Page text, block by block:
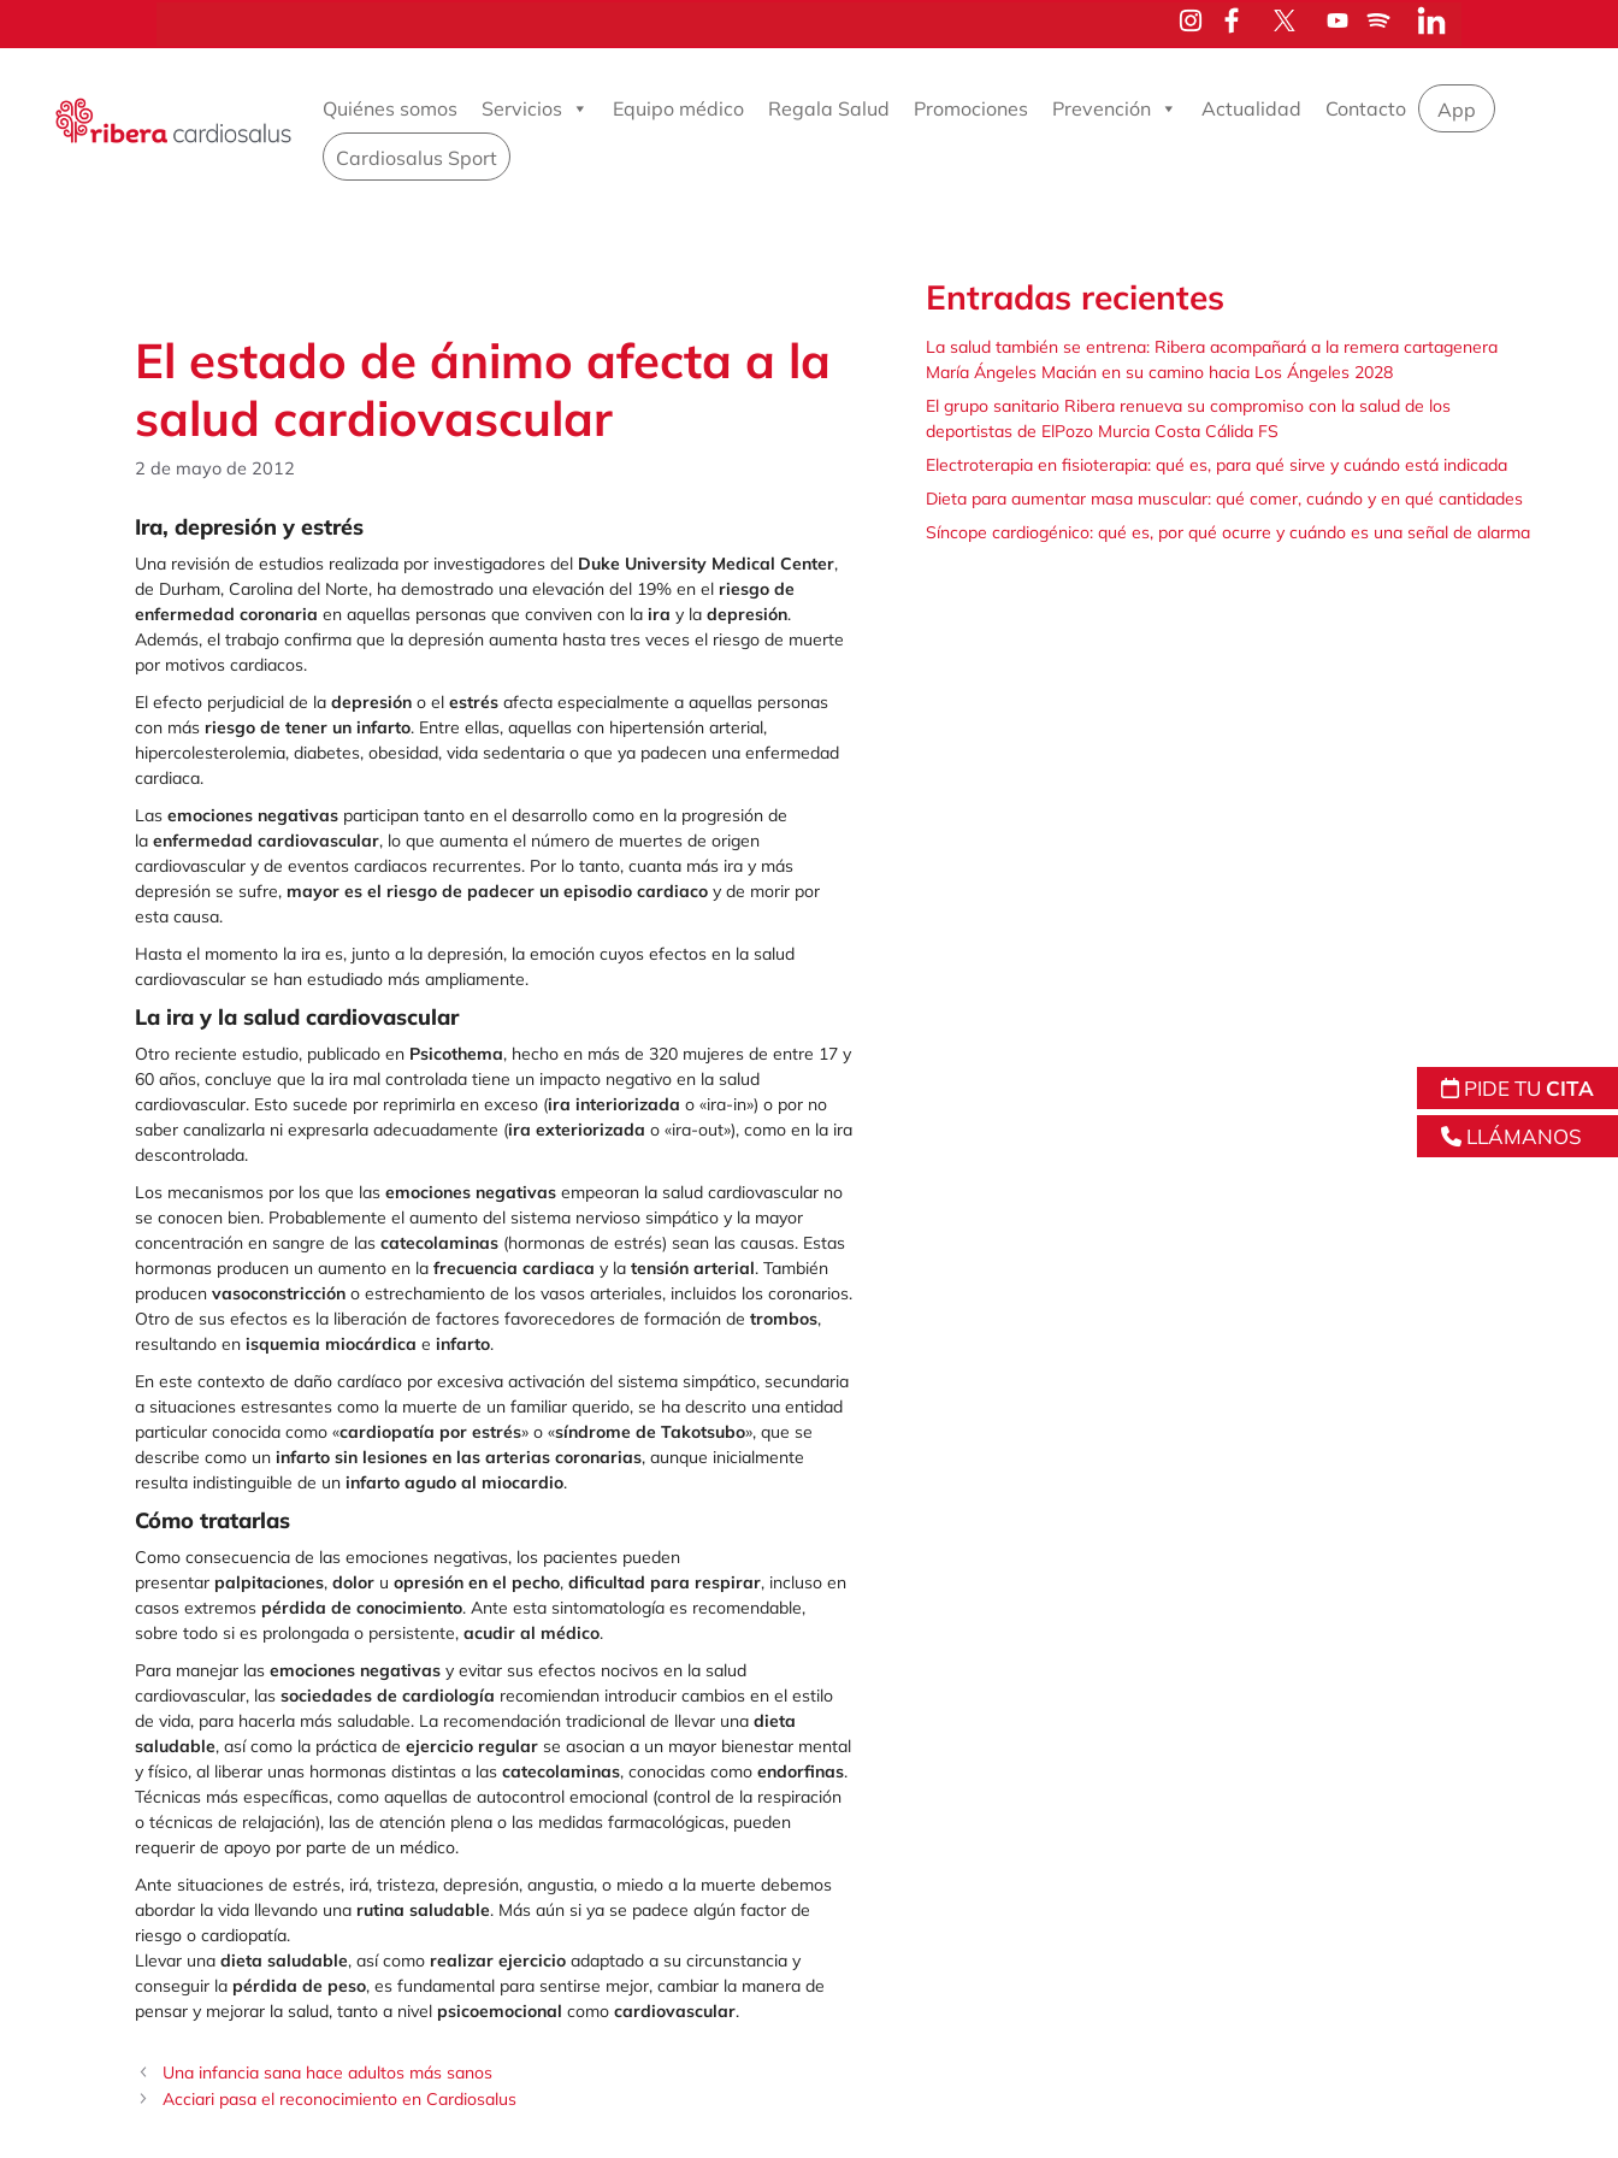
PIDE TU CITA
LLÁMANOS
Quiénes somos Servicios Equipo médico Regala Salud Promociones Prevención Actualidad Contacto
App
Cardiosalus Sport
El estado de ánimo afecta a la
salud cardiovascular
2 de mayo de 2012
Ira, depresión y estrés
Una revisión de estudios realizada por investigadores del Duke University Medical Center,
de Durham, Carolina del Norte, ha demostrado una elevación del 19% en el riesgo de
enfermedad coronaria en aquellas personas que conviven con la ira y la depresión.
Además, el trabajo confirma que la depresión aumenta hasta tres veces el riesgo de muerte
por motivos cardiacos.
El efecto perjudicial de la depresión o el estrés afecta especialmente a aquellas personas
con más riesgo de tener un infarto. Entre ellas, aquellas con hipertensión arterial,
hipercolesterolemia, diabetes, obesidad, vida sedentaria o que ya padecen una enfermedad
cardiaca.
Las emociones negativas participan tanto en el desarrollo como en la progresión de
la enfermedad cardiovascular, lo que aumenta el número de muertes de origen
cardiovascular y de eventos cardiacos recurrentes. Por lo tanto, cuanta más ira y más
depresión se sufre, mayor es el riesgo de padecer un episodio cardiaco y de morir por
esta causa.
Hasta el momento la ira es, junto a la depresión, la emoción cuyos efectos en la salud
cardiovascular se han estudiado más ampliamente.
La ira y la salud cardiovascular
Otro reciente estudio, publicado en Psicothema, hecho en más de 320 mujeres de entre 17 y
60 años, concluye que la ira mal controlada tiene un impacto negativo en la salud
cardiovascular. Esto sucede por reprimirla en exceso (ira interiorizada o «ira-in») o por no
saber canalizarla ni expresarla adecuadamente (ira exteriorizada o «ira-out»), como en la ira
descontrolada.
Los mecanismos por los que las emociones negativas empeoran la salud cardiovascular no
se conocen bien. Probablemente el aumento del sistema nervioso simpático y la mayor
concentración en sangre de las catecolaminas (hormonas de estrés) sean las causas. Estas
hormonas producen un aumento en la frecuencia cardiaca y la tensión arterial. También
producen vasoconstricción o estrechamiento de los vasos arteriales, incluidos los coronarios.
Otro de sus efectos es la liberación de factores favorecedores de formación de trombos,
resultando en isquemia miocárdica e infarto.
En este contexto de daño cardíaco por excesiva activación del sistema simpático, secundaria
a situaciones estresantes como la muerte de un familiar querido, se ha descrito una entidad
particular conocida como «cardiopatía por estrés» o «síndrome de Takotsubo», que se
describe como un infarto sin lesiones en las arterias coronarias, aunque inicialmente
resulta indistinguible de un infarto agudo al miocardio.
Cómo tratarlas
Como consecuencia de las emociones negativas, los pacientes pueden
presentar palpitaciones, dolor u opresión en el pecho, dificultad para respirar, incluso en
casos extremos pérdida de conocimiento. Ante esta sintomatología es recomendable,
sobre todo si es prolongada o persistente, acudir al médico.
Para manejar las emociones negativas y evitar sus efectos nocivos en la salud
cardiovascular, las sociedades de cardiología recomiendan introducir cambios en el estilo
de vida, para hacerla más saludable. La recomendación tradicional de llevar una dieta
saludable, así como la práctica de ejercicio regular se asocian a un mayor bienestar mental
y físico, al liberar unas hormonas distintas a las catecolaminas, conocidas como endorfinas.
Técnicas más específicas, como aquellas de autocontrol emocional (control de la respiración
o técnicas de relajación), las de atención plena o las medidas farmacológicas, pueden
requerir de apoyo por parte de un médico.
Ante situaciones de estrés, irá, tristeza, depresión, angustia, o miedo a la muerte debemos
abordar la vida llevando una rutina saludable. Más aún si ya se padece algún factor de
riesgo o cardiopatía.
Llevar una dieta saludable, así como realizar ejercicio adaptado a su circunstancia y
conseguir la pérdida de peso, es fundamental para sentirse mejor, cambiar la manera de
pensar y mejorar la salud, tanto a nivel psicoemocional como cardiovascular.
Una infancia sana hace adultos más sanos
Acciari pasa el reconocimiento en Cardiosalus
Entradas recientes
La salud también se entrena: Ribera acompañará a la remera cartagenera
María Ángeles Macián en su camino hacia Los Ángeles 2028
El grupo sanitario Ribera renueva su compromiso con la salud de los
deportistas de ElPozo Murcia Costa Cálida FS
Electroterapia en fisioterapia: qué es, para qué sirve y cuándo está indicada
Dieta para aumentar masa muscular: qué comer, cuándo y en qué cantidades
Síncope cardiogénico: qué es, por qué ocurre y cuándo es una señal de alarma